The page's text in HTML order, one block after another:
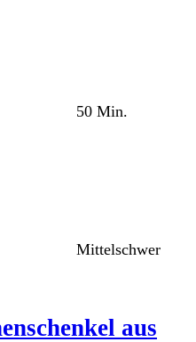
50 Min.
Mittelschwer
aus